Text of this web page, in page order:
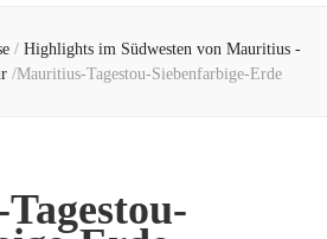
/ Highlights im Südwesten von Mauritius -
/Mauritius-Tagestou-Siebenfarbige-Erde